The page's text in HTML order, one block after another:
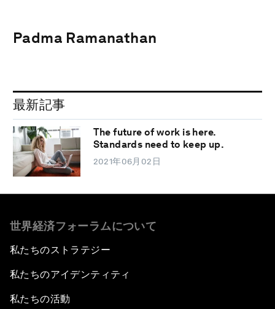
Padma Ramanathan
最新記事
The future of work is here.
Standards need to keep up.
2021年06月02日
世界経済フォーラムについて
私たちのストラテジー
私たちのアイデンティティ
私たちの活動